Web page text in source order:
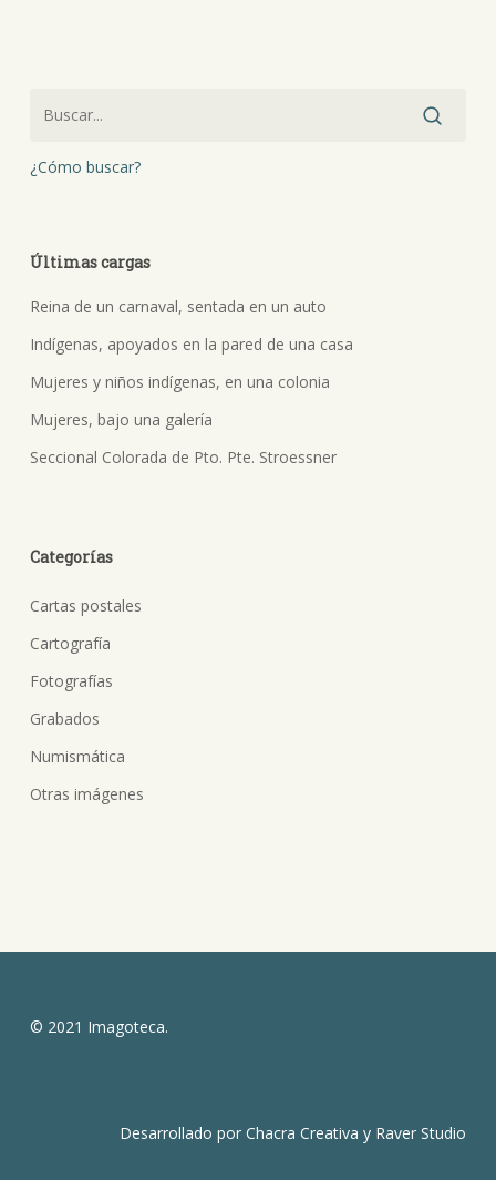
¿Cómo buscar?
Últimas cargas
Reina de un carnaval, sentada en un auto
Indígenas, apoyados en la pared de una casa
Mujeres y niños indígenas, en una colonia
Mujeres, bajo una galería
Seccional Colorada de Pto. Pte. Stroessner
Categorías
Cartas postales
Cartografía
Fotografías
Grabados
Numismática
Otras imágenes
© 2021 Imagoteca.
Desarrollado porChacra Creativa y Raver Studio